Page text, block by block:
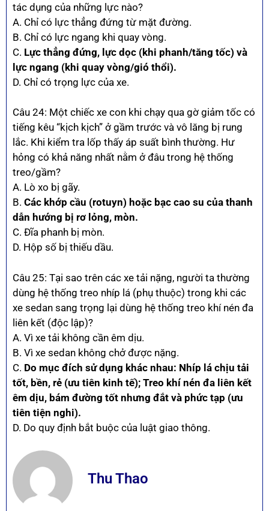
tác dụng của những lực nào?
A. Chỉ có lực thẳng đứng từ mặt đường.
B. Chỉ có lực ngang khi quay vòng.
C. Lực thẳng đứng, lực dọc (khi phanh/tăng tốc) và
lực ngang (khi quay vòng/gió thổi).
D. Chỉ có trọng lực của xe.
Câu 24: Một chiếc xe con khi chạy qua gờ giảm tốc có
tiếng kêu “kịch kịch” ở gầm trước và vô lăng bị rung
lắc. Khi kiểm tra lốp thấy áp suất bình thường. Hư
hỏng có khả năng nhất nằm ở đâu trong hệ thống
treo/gầm?
A. Lò xo bị gãy.
B. Các khớp cầu (rotuyn) hoặc bạc cao su của thanh
dẫn hướng bị rơ lỏng, mòn.
C. Đĩa phanh bị mòn.
D. Hộp số bị thiếu dầu.
Câu 25: Tại sao trên các xe tải nặng, người ta thường
dùng hệ thống treo nhíp lá (phụ thuộc) trong khi các
xe sedan sang trọng lại dùng hệ thống treo khí nén đa
liên kết (độc lập)?
A. Vì xe tải không cần êm dịu.
B. Vì xe sedan không chở được nặng.
C. Do mục đích sử dụng khác nhau: Nhíp lá chịu tải
tốt, bền, rẻ (ưu tiên kinh tế); Treo khí nén đa liên kết
êm dịu, bám đường tốt nhưng đắt và phức tạp (ưu
tiên tiện nghi).
D. Do quy định bắt buộc của luật giao thông.
Thu Thao